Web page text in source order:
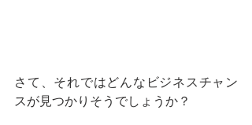
さて、それではどんなビジネスチャン
スが見つかりそうでしょうか？